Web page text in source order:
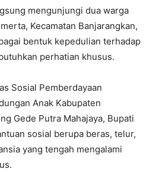
mengunjungi dua warga
Kecamatan Banjarangkan,
bentuk kepedulian terhadap
perhatian khusus.
Sosial Pemberdayaan
Anak Kabupaten
Gede Putra Mahajaya, Bupati
sosial berupa beras, telur,
yang tengah mengalami